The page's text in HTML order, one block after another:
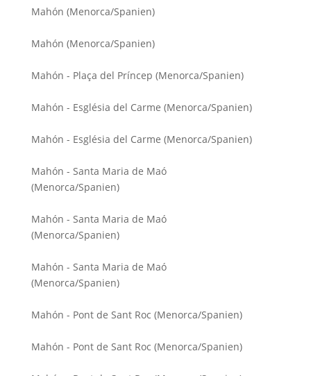
Mahón (Menorca/Spanien)
Mahón (Menorca/Spanien)
Mahón - Plaça del Príncep (Menorca/Spanien)
Mahón - Església del Carme (Menorca/Spanien)
Mahón - Església del Carme (Menorca/Spanien)
Mahón - Santa Maria de Maó
(Menorca/Spanien)
Mahón - Santa Maria de Maó
(Menorca/Spanien)
Mahón - Santa Maria de Maó
(Menorca/Spanien)
Mahón - Pont de Sant Roc (Menorca/Spanien)
Mahón - Pont de Sant Roc (Menorca/Spanien)